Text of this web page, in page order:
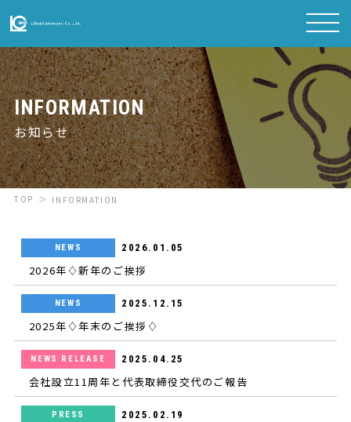
INFORMATION
お知らせ
TOP INFORMATION
NEWS 2026.01.05
2026年♢新年のご挨拶
NEWS 2025.12.15
2025年♢年末のご挨拶♢
NEWS RELEASE 2025.04.25
会社設立11周年と代表取締役交代のご報告
PRESS 2025.02.19